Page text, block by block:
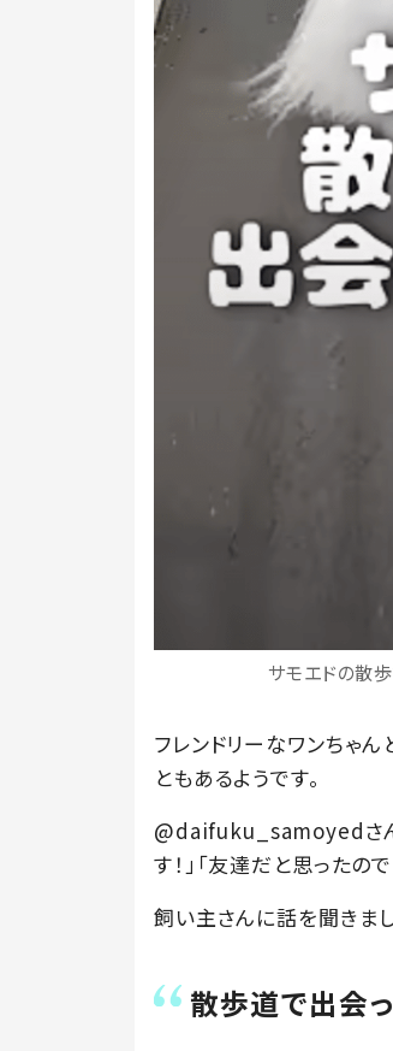
サモエドの散
フレンドリーなワンちゃ
ともあるようです。
@daifuku_samoyedさん
す！」「友達だと思ったの
飼い主さんに話を聞きまし
散歩道で出会